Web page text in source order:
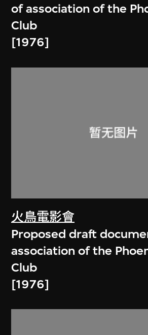
of association of the
Club
[1976]
火鳥電影會
Proposed draft
association of the
Club
[1976]